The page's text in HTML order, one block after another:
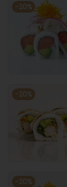
-20%
-20%
-20%